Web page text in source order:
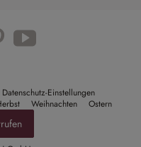
Datenschutz-Einstellungen
Weihnachten Ostern